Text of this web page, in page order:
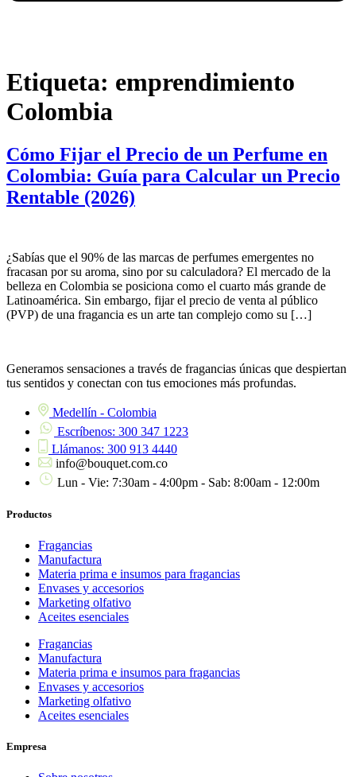
Etiqueta: emprendimiento
Colombia
Cómo Fijar el Precio de un Perfume en
Colombia: Guía para Calcular un Precio
Rentable (2026)
¿Sabías que el 90% de las marcas de perfumes emergentes no
fracasan por su aroma, sino por su calculadora? El mercado de la
belleza en Colombia se posiciona como el cuarto más grande de
Latinoamérica. Sin embargo, fijar el precio de venta al público
(PVP) de una fragancia es un arte tan complejo como su […]
Generamos sensaciones a través de fragancias únicas que despiertan
tus sentidos y conectan con tus emociones más profundas.
Medellín - Colombia
Escríbenos: 300 347 1223
Llámanos: 300 913 4440
info@bouquet.com.co
Lun - Vie: 7:30am - 4:00pm - Sab: 8:00am - 12:00m
Productos
Fragancias
Manufactura
Materia prima e insumos para fragancias
Envases y accesorios
Marketing olfativo
Aceites esenciales
Fragancias
Manufactura
Materia prima e insumos para fragancias
Envases y accesorios
Marketing olfativo
Aceites esenciales
Empresa